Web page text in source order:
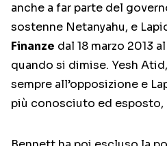
anche a far parte del
sostenne Netanyahu, e
Finanze dal 18 marzo 2013
quando si dimise. Yesh
sempre all’opposizione e
più conosciuto ed esposto,